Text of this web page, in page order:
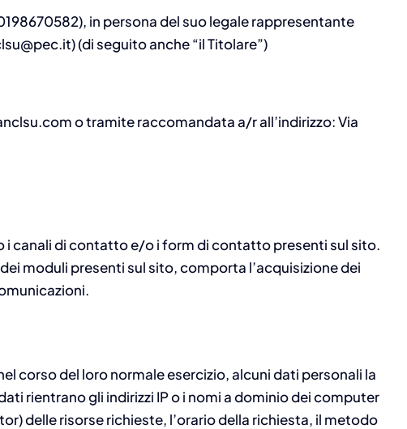
in persona del suo legale rappresentante
(di seguito anche “il Titolare”)
o tramite raccomandata a/r all’indirizzo: Via
i canali di contatto e/o i form di contatto presenti sul sito.
moduli presenti sul sito, comporta l’acquisizione dei
corso del loro normale esercizio, alcuni dati personali la
rientrano gli indirizzi IP o i nomi a dominio dei computer
delle risorse richieste, l’orario della richiesta, il metodo